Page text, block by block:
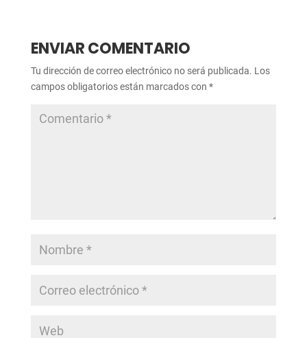
ENVIAR COMENTARIO
Tu dirección de correo electrónico no será publicada. Los
campos obligatorios están marcados con *